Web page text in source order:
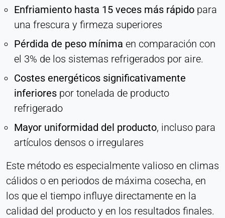
Enfriamiento hasta 15 veces más rápido para
una frescura y firmeza superiores
Pérdida de peso mínima en comparación con
el 3% de los sistemas refrigerados por aire.
Costes energéticos significativamente
inferiores por tonelada de producto
refrigerado
Mayor uniformidad del producto, incluso para
artículos densos o irregulares
Este método es especialmente valioso en climas
cálidos o en periodos de máxima cosecha, en
los que el tiempo influye directamente en la
calidad del producto y en los resultados finales.
Cookie duration:
Leadinfo
_li_id.#, _li_id.#.expires, _li_ses.#,
_li_ses.#.expires, _li_ses.#.expires,
snowplowOutQueue_#_post2.expires
Provider:
Leadinfo B.V.
Purpose:
Identificación de empresa (B2B)
Cookie duration:
Persistente